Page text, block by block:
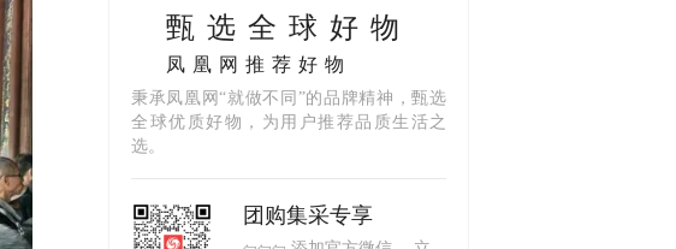
甄选全球好物
凤凰网推荐好物
秉承凤凰网“就做不同”的品牌精神，甄选
全球优质好物，为用户推荐品质生活之
选。
团购集采专享